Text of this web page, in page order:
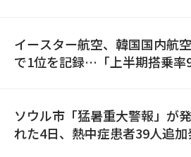
イースター航空、韓国国内航
で1位を記録…「上半期搭乗率
ソウル市「猛暑重大警報」が
れた4日、熱中症患者39人追加